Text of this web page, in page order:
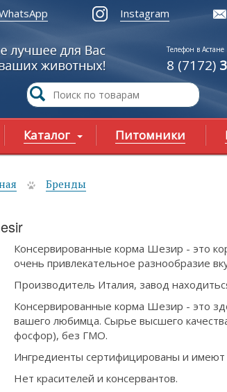
Instagram
Телефон в Астане
8 (7172)
Каталог Питомники
Бренды
Консервированные корма Шезир - это
очень привлекательное разнообразие
Производитель Италия, завод
Консервированные корма Шезир - это
вашего любимца. Сырье высшего
фосфор), без ГМО.
Ингредиенты сертифицированы и имеют
Нет красителей и консервантов.